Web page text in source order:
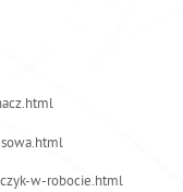
w-robocie.html